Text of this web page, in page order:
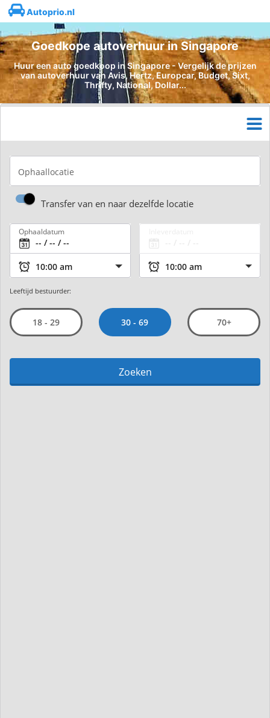
Autoprio.nl
Goedkope autoverhuur in Singapore
Huur een auto goedkoop in Singapore - Vergelijk de prijzen
van autoverhuur van Avis, Hertz, Europcar, Budget, Sixt,
Thrifty, National, Dollar...
Ophaallocatie
Transfer van en naar dezelfde locatie
Ophaaldatum
Leeftijd bestuurder:
18 - 29 30 - 69 70+
Zoeken